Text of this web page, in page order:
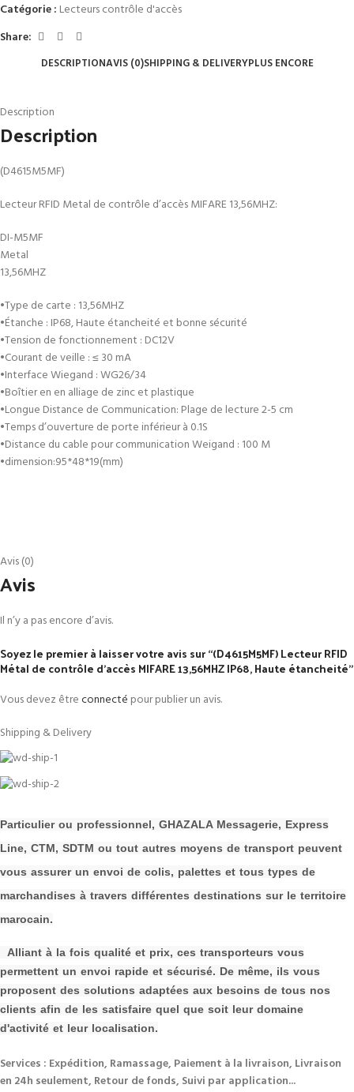
Catégorie : Lecteurs contrôle d'accès
Share:
DESCRIPTIONAVIS (0)SHIPPING & DELIVERYPLUS ENCORE
Description
Description
(D4615M5MF)
Lecteur RFID Metal de contrôle d’accès MIFARE 13,56MHZ:
DI-M5MF
Metal
13,56MHZ
•Type de carte : 13,56MHZ
•Étanche : IP68, Haute étancheité et bonne sécurité
•Tension de fonctionnement : DC12V
•Courant de veille : ≤ 30 mA
•Interface Wiegand : WG26/34
•Boîtier en en alliage de zinc et plastique
•Longue Distance de Communication: Plage de lecture 2-5 cm
•Temps d’ouverture de porte inférieur à 0.1S
•Distance du cable pour communication Weigand : 100 M
•dimension:95*48*19(mm)
Avis (0)
Avis
Il n’y a pas encore d’avis.
Soyez le premier à laisser votre avis sur “(D4615M5MF) Lecteur RFID
Métal de contrôle d’accès MIFARE 13,56MHZ IP68, Haute étancheité”
Vous devez êtreconnecté pour publier un avis.
Shipping & Delivery
Particulier ou professionnel, GHAZALA Messagerie, Express
Line, CTM, SDTM ou tout autres moyens de transport peuvent
vous assurer un envoi de colis, palettes et tous types de
marchandises à travers différentes destinations sur le territoire
marocain.
Alliant à la fois qualité et prix, ces transporteurs vous
permettent un envoi rapide et sécurisé. De même, ils vous
proposent des solutions adaptées aux besoins de tous nos
clients afin de les satisfaire quel que soit leur domaine
d'activité et leur localisation.
Services : Expédition, Ramassage, Paiement à la livraison, Livraison
en 24h seulement, Retour de fonds, Suivi par application...